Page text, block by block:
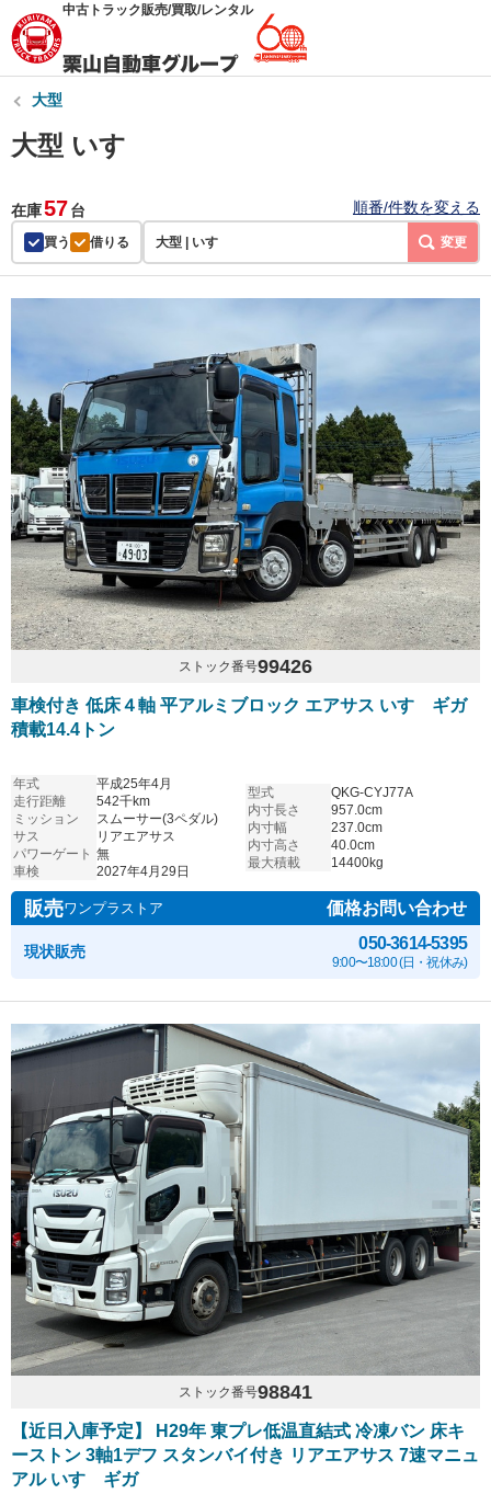
中古トラック販売/買取/レンタル
大型
大型 いすゞ
在庫57台 順番/件数を変える
買う 借りる 大型 | いすゞ 変更
ストック番号99426
車検付き 低床４軸 平アルミブロック エアサス いすゞギガ
積載14.4トン
年式
平成25年4月
走行距離
542千km
ミッション
スムーサー(3ペダル)
サス
リアエアサス
パワーゲート 無
車検
2027年4月29日
型式
QKG-CYJ77A
内寸長さ
957.0cm
内寸幅
237.0cm
内寸高さ
40.0cm
最大積載
14400kg
販売ワンプラストア 価格お問い合わせ
現状販売 050-3614-5395
9:00〜18:00 (日・祝休み)
ストック番号98841
【近日入庫予定】 H29年 東プレ低温直結式 冷凍バン 床キ
ーストン 3軸1デフ スタンバイ付き リアエアサス 7速マニュ
アル いすゞギガ